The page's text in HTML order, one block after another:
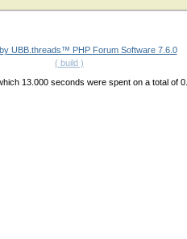
UBB.threads™ PHP Forum Software 7.6.0
( build )
13.000 seconds were spent on a total of